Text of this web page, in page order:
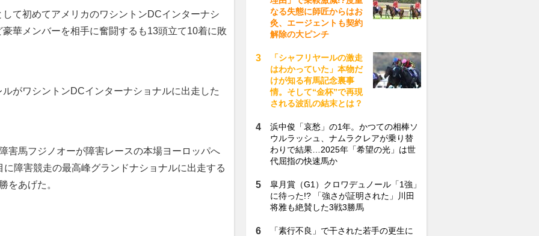
て初めてアメリカのワシントンDCインターナシ
華メンバーを相手に奮闘するも13頭立て10着に敗
がワシントンDCインターナショナルに出走した
馬フジノオーが障害レースの本場ヨーロッパへ
障害競走の最高峰グランドナショナルに出走する
をあげた。
なる失態に師匠からはお
灸、エージェントも契約
解除の大ピンチ
「シャフリヤールの激走
はわかっていた」本物だ
けが知る有馬記念裏事
情。そして“金杯”で再現
される波乱の結末とは？
浜中俊「哀愁」の1年。かつての相棒ソ
ウルラッシュ、ナムラクレアが乗り替
わりで結果…2025年「希望の光」は世
代屈指の快速馬か
皐月賞（G1）クロワデュノール「1強」
に待った!? 「強さが証明された」川田
将雅も絶賛した3戦3勝馬
「素行不良」で干された若手の更生に